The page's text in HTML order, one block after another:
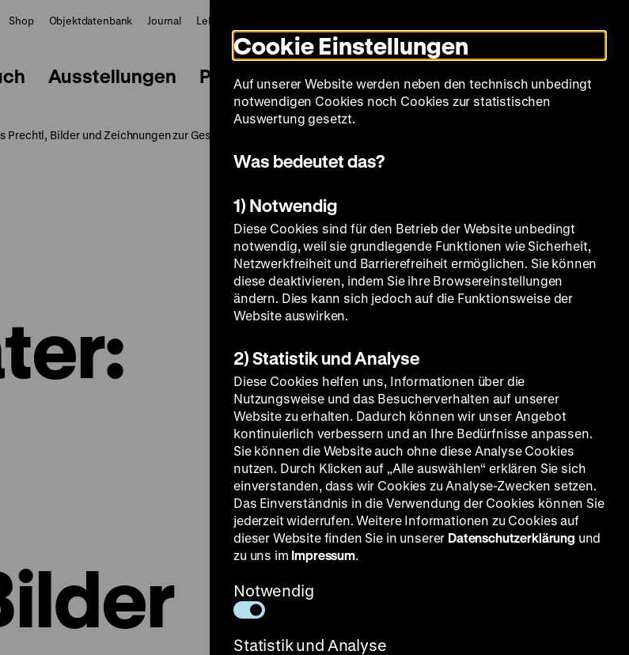
Shop Objektdatenbank Journal LeMO
Modus
umschalten
zum
Deutschen
Historischen
in
Deutscher
zum
Deutschen
Historischen
in
Leichter
Ausstellungen Programm Sammlung Bildung Museum
Bilder und Zeichnungen zur Geschichte und Literatur 1958–2000
Cookie Einstellungen
Auf unserer Website werden neben den technisch unbedingt
notwendigen Cookies noch Cookies zur statistischen
Auswertung gesetzt.
Was bedeutet das?
1) Notwendig
Diese Cookies sind für den Betrieb der Website unbedingt
notwendig, weil sie grundlegende Funktionen wie Sicherheit,
Netzwerkfreiheit und Barrierefreiheit ermöglichen. Sie können
diese deaktivieren, indem Sie ihre Browsereinstellungen
ändern. Dies kann sich jedoch auf die Funktionsweise der
Website auswirken.
2) Statistik und Analyse
Diese Cookies helfen uns, Informationen über die
Nutzungsweise und das Besucherverhalten auf unserer
Website zu erhalten. Dadurch können wir unser Angebot
kontinuierlich verbessern und an Ihre Bedürfnisse anpassen.
Sie können die Website auch ohne diese Analyse Cookies
nutzen. Durch Klicken auf „Alle auswählen“ erklären Sie sich
einverstanden, dass wir Cookies zu Analyse-Zwecken setzen.
Das Einverständnis in die Verwendung der Cookies können Sie
jederzeit widerrufen. Weitere Informationen zu Cookies auf
dieser Website finden Sie in unserer Datenschutzerklärung und
zu uns im Impressum.
Notwendig
Statistik und Analyse